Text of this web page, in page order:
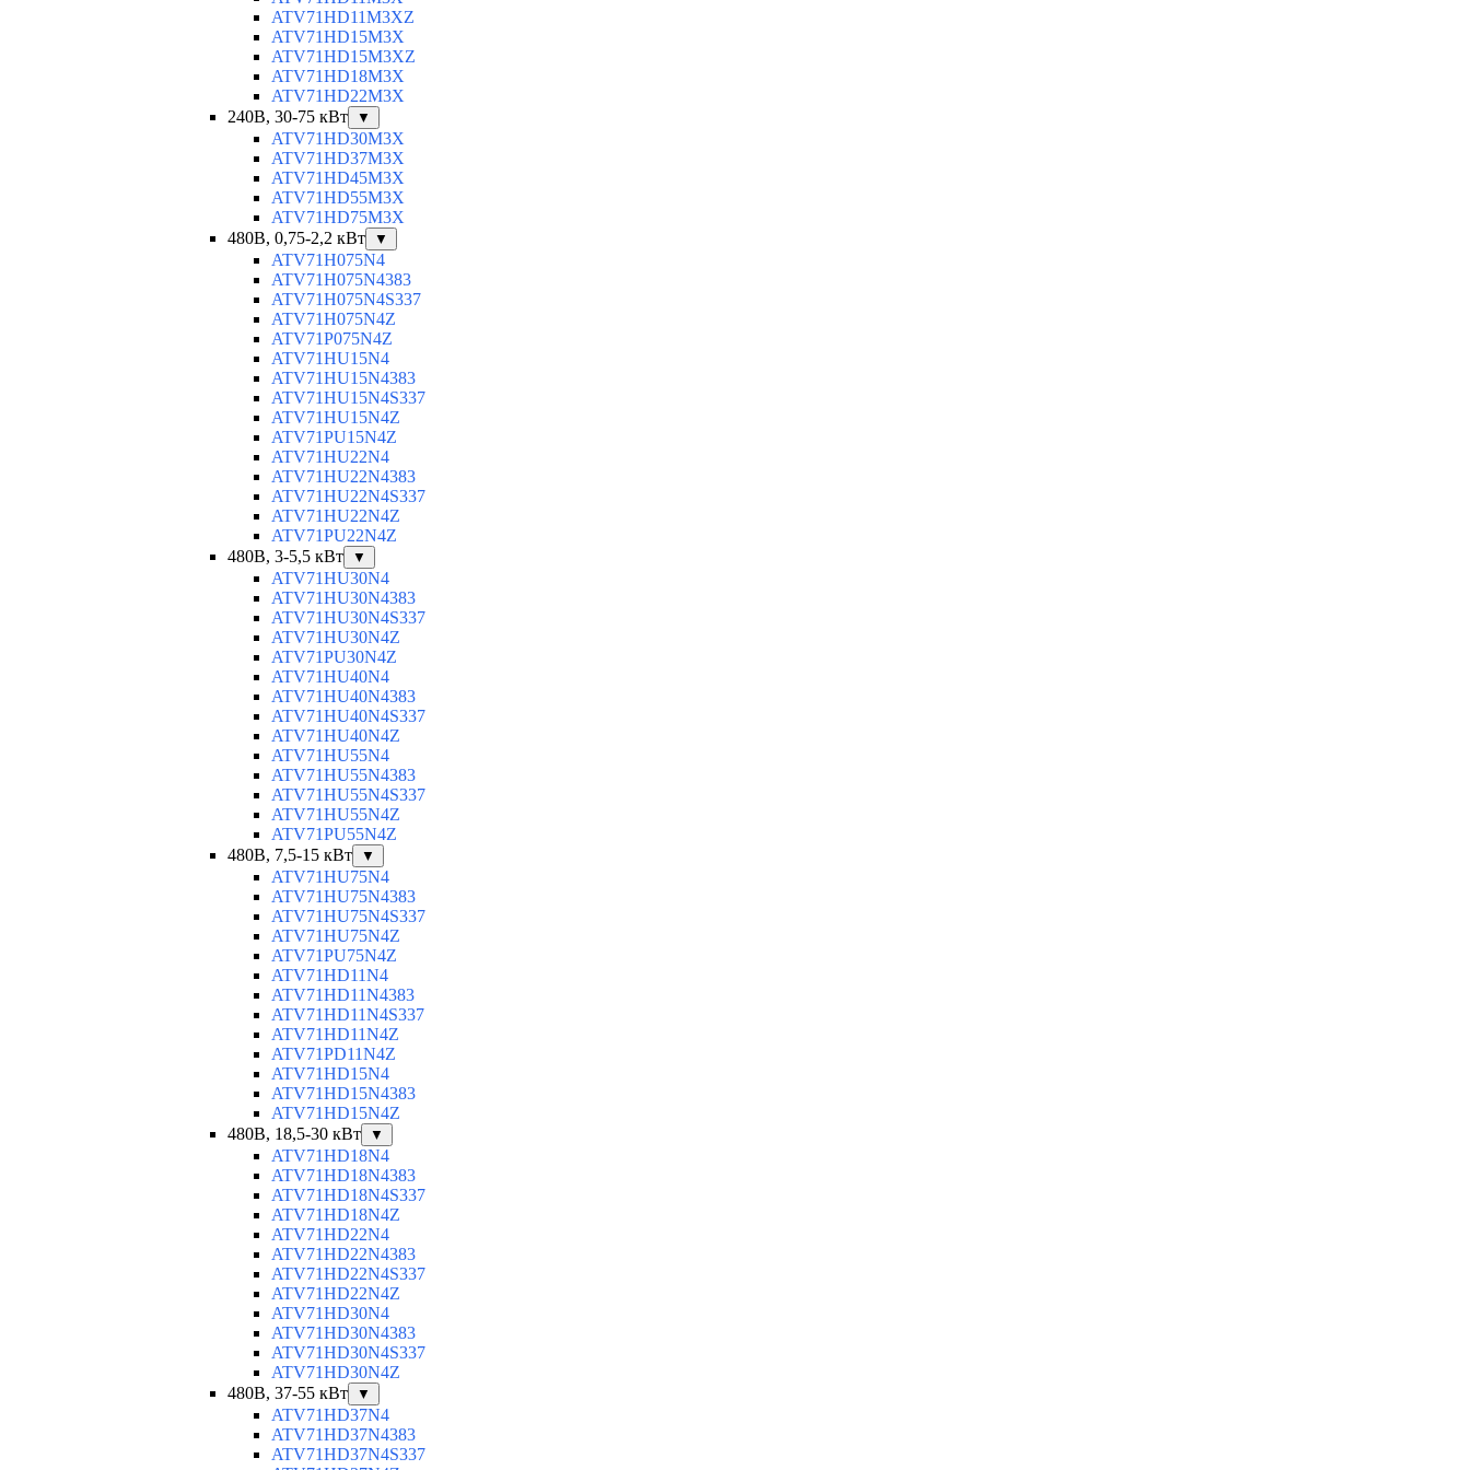
ATV71HD11M3XZ
ATV71HD15M3X
ATV71HD15M3XZ
ATV71HD18M3X
ATV71HD22M3X
240В, 30-75 кВт
▼
ATV71HD30M3X
ATV71HD37M3X
ATV71HD45M3X
ATV71HD55M3X
ATV71HD75M3X
480В, 0,75-2,2 кВт
▼
ATV71H075N4
ATV71H075N4383
ATV71H075N4S337
ATV71H075N4Z
ATV71P075N4Z
ATV71HU15N4
ATV71HU15N4383
ATV71HU15N4S337
ATV71HU15N4Z
ATV71PU15N4Z
ATV71HU22N4
ATV71HU22N4383
ATV71HU22N4S337
ATV71HU22N4Z
ATV71PU22N4Z
480В, 3-5,5 кВт
▼
ATV71HU30N4
ATV71HU30N4383
ATV71HU30N4S337
ATV71HU30N4Z
ATV71PU30N4Z
ATV71HU40N4
ATV71HU40N4383
ATV71HU40N4S337
ATV71HU40N4Z
ATV71HU55N4
ATV71HU55N4383
ATV71HU55N4S337
ATV71HU55N4Z
ATV71PU55N4Z
480В, 7,5-15 кВт
▼
ATV71HU75N4
ATV71HU75N4383
ATV71HU75N4S337
ATV71HU75N4Z
ATV71PU75N4Z
ATV71HD11N4
ATV71HD11N4383
ATV71HD11N4S337
ATV71HD11N4Z
ATV71PD11N4Z
ATV71HD15N4
ATV71HD15N4383
ATV71HD15N4Z
480В, 18,5-30 кВт
▼
ATV71HD18N4
ATV71HD18N4383
ATV71HD18N4S337
ATV71HD18N4Z
ATV71HD22N4
ATV71HD22N4383
ATV71HD22N4S337
ATV71HD22N4Z
ATV71HD30N4
ATV71HD30N4383
ATV71HD30N4S337
ATV71HD30N4Z
480В, 37-55 кВт
▼
ATV71HD37N4
ATV71HD37N4383
ATV71HD37N4S337